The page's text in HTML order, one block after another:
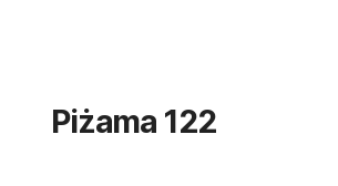
Piżama 122